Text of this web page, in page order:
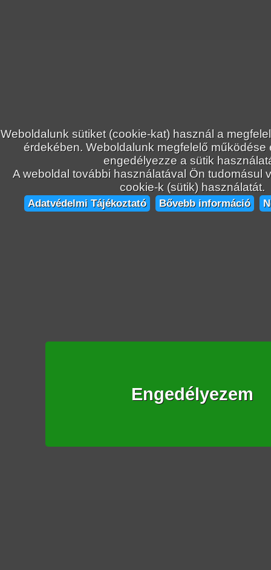
Weboldalunk sütiket (cookie-kat) használ a
érdekében. Weboldalunk megfelelő működése
engedélyezze a sütik
A weboldal további használatával Ön tudomásul
cookie-k (sütik) használatát.
Adatvédelmi Tájékoztató Bővebb információ
Engedélyezem